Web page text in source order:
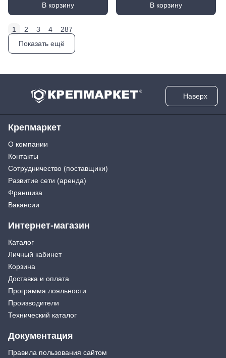
В корзину В корзину
1 2 3 4
287
Показать ещё
Наверх
Крепмаркет
О компании
Контакты
Сотрудничество (поставщики)
Развитие сети (аренда)
Франшиза
Вакансии
Интернет-магазин
Каталог
Личный кабинет
Корзина
Доставка и оплата
Программа лояльности
Производители
Технический каталог
Документация
Правила пользования сайтом